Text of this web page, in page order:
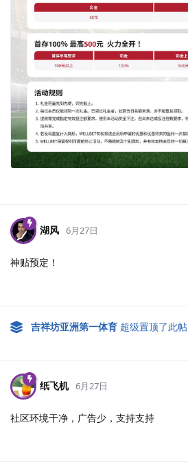
湖风 6月27日
神贴预定！
吉祥坊亚洲第一体育 超级置顶了此帖
纸飞机 6月27日
社区环境干净，广告少，支持支持